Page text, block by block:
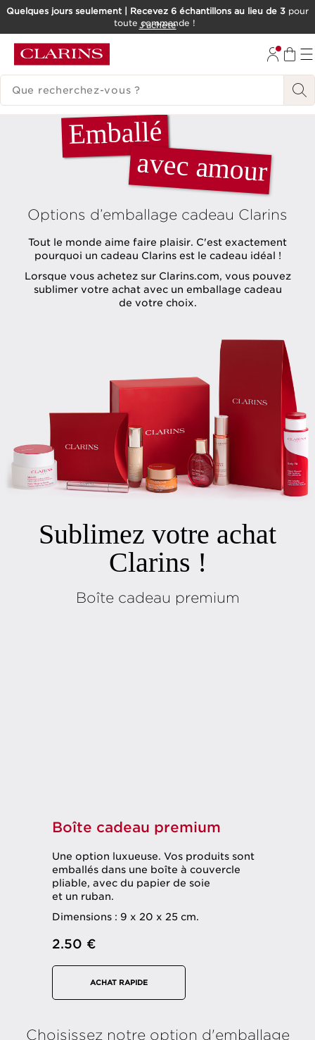
ALLER AU CONTENU
CONSULTER LE PIED DE PAGE
Quelques jours seulement | Recevez 6 échantillons au lieu de 3 pour
toute commande !
J'achète
HISTORIQUE DES RECHERCHES
Emballé
avec amour
Options d’emballage cadeau Clarins
Tout le monde aime faire plaisir. C'est exactement
pourquoi un cadeau Clarins est le cadeau idéal !
Lorsque vous achetez sur Clarins.com, vous pouvez
sublimer votre achat avec un emballage cadeau
de votre choix.
Sublimez votre achat
Clarins !
Boîte cadeau premium
Boîte cadeau premium
Une option luxueuse. Vos produits sont
emballés dans une boîte à couvercle
pliable, avec du papier de soie
et un ruban.
Dimensions : 9 x 20 x 25 cm.
2.50 €
ACHAT RAPIDE
Choisissez notre option d'emballage